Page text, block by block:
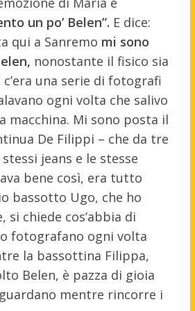
un po’ Belen”. E dice:
qui a Sanremo mi sono
nonostante il fisico sia
una serie di fotografi
ogni volta che salivo
macchina. Mi sono posta il
De Filippi – che da tre
jeans e le stesse
bene così, era tutto
bassotto Ugo, che ho
si chiede cos’abbia di
fotografano ogni volta
la bassottina Filippa,
Belen, è pazza di gioia
mentre rincorre i